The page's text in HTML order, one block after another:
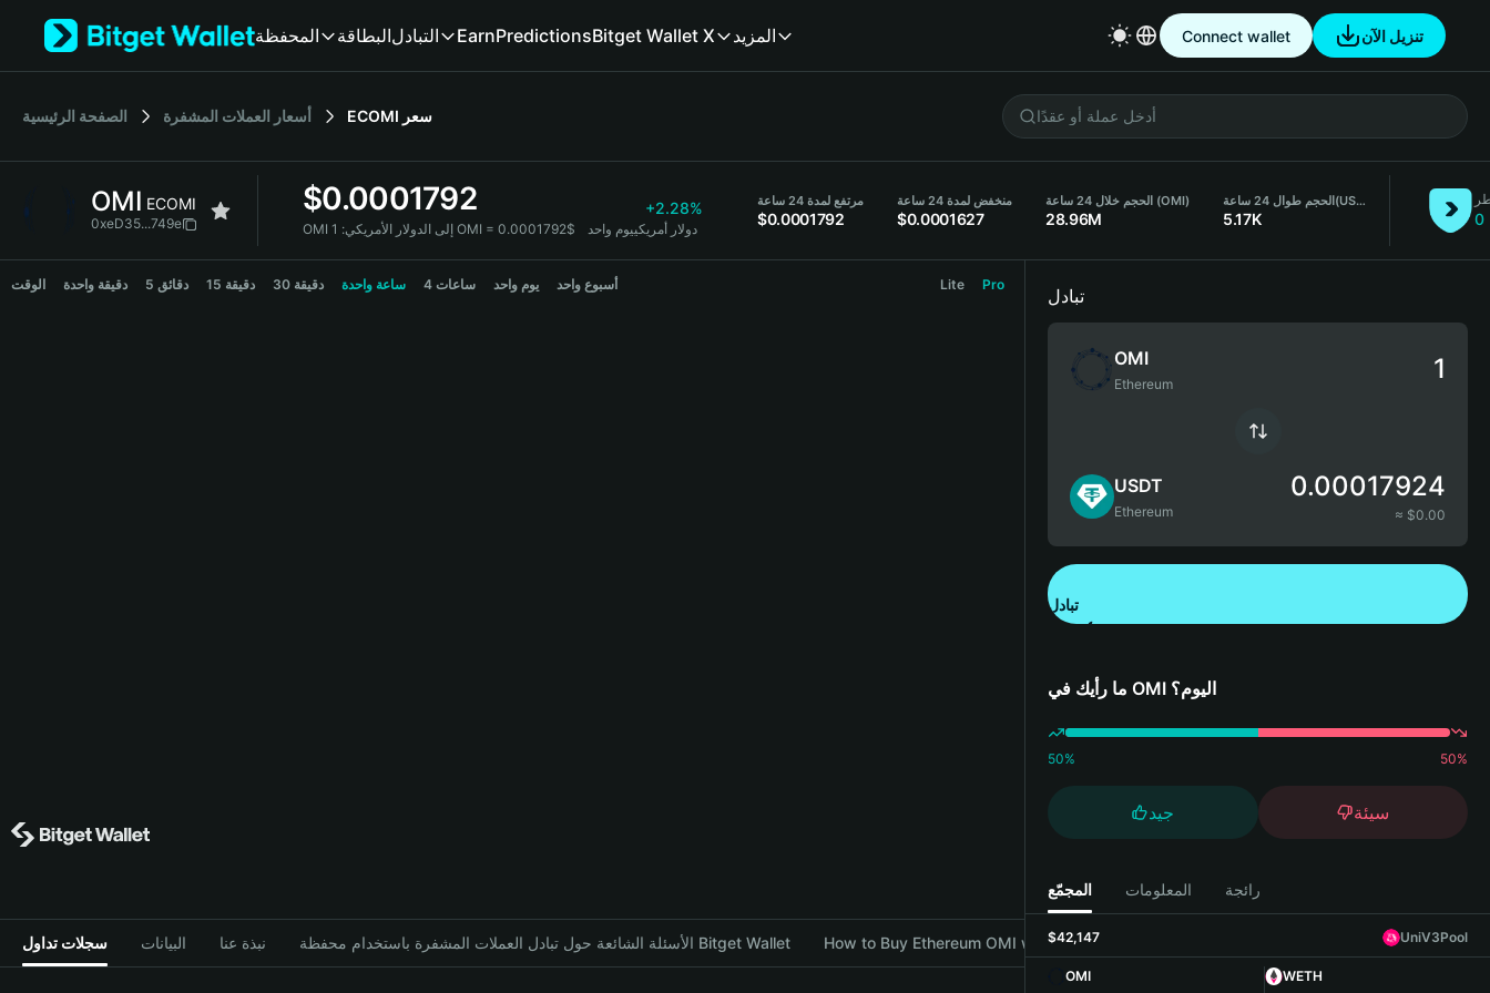
Tiếng Việt
Español (Latinoamérica)
繁體中文
المحفظة البطاقةالتبادل EarnPredictionsBitget Wallet X المزيد Connect wallet تنزيل الآن
الصفحة الرئيسية أسعار العملات المشفرة ECOMI سعر
OMI ECOMI
0xeD35...749e
$0.0001792 +2.28%
OMI إلى الدولار الأمريكي: 1 OMI = 0.0001792$ دولار أمريكييوم واحد
مرتفع لمدة 24 ساعة
$0.0001792
منخفض لمدة 24 ساعة
$0.0001627
الحجم خلال 24 ساعة (OMI)
28.96M
الحجم طوال 24 ساعة(USDT)
5.17K 0
OMI Price Chart
الوقت دقيقة واحدة 5 دقائق 15 دقيقة 30 دقيقة ساعة واحدة 4 ساعات يوم واحد أسبوع واحد Lite Pro
سجلات تداول البيانات نبذة عنا الأسئلة الشائعة حول تبادل العملات المشفرة باستخدام محفظة Bitget Wallet How to Buy Ethereum OMI with Bitget Wallet
تبادل
OMI
Ethereum
USDT
Ethereum
0.00017924
≈ $0.00
تبادل
ما رأيك في OMI اليوم؟
50% 50%
جيد سيئة
المجمّع المعلومات رائجة
$42,147 UniV3Pool
OMI
WETH